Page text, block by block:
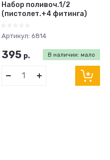
Набор поливоч.1/2
(пистолет.+4 фитинга)
Артикул: 6814
В наличии: мало
395 р.